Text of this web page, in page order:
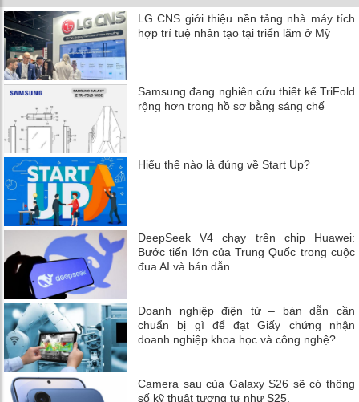
LG CNS giới thiệu nền tảng nhà máy tích
hợp trí tuệ nhân tạo tại triển lãm ở Mỹ
Samsung đang nghiên cứu thiết kế TriFold
rộng hơn trong hồ sơ bằng sáng chế
Hiểu thể nào là đúng về Start Up?
DeepSeek V4 chạy trên chip Huawei:
Bước tiến lớn của Trung Quốc trong cuộc
đua AI và bán dẫn
Doanh nghiệp điện tử – bán dẫn cần
chuẩn bị gì để đạt Giấy chứng nhận
doanh nghiệp khoa học và công nghệ?
Camera sau của Galaxy S26 sẽ có thông
số kỹ thuật tương tự như S25.